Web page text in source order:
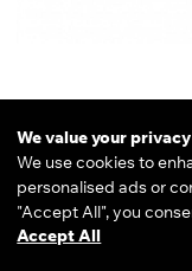
We value your privacy
We use cookies to
personalised ads or
"Accept All", you
Accept All